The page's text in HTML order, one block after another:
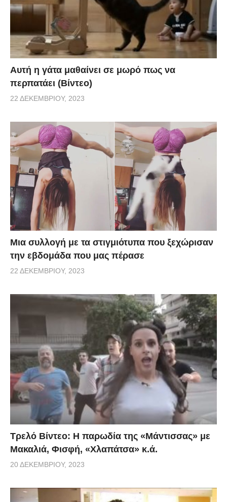
Αυτή η γάτα μαθαίνει σε μωρό πως να
περπατάει (Βίντεο)
22 ΔΕΚΕΜΒΡΊΟΥ, 2023
Μια συλλογή με τα στιγμιότυπα που ξεχώρισαν
την εβδομάδα που μας πέρασε
22 ΔΕΚΕΜΒΡΊΟΥ, 2023
Τρελό Βίντεο: H παρωδία της «Μάντισσας» με
Μακαλιά, Φισφή, «Χλαπάτσα» κ.ά.
20 ΔΕΚΕΜΒΡΊΟΥ, 2023